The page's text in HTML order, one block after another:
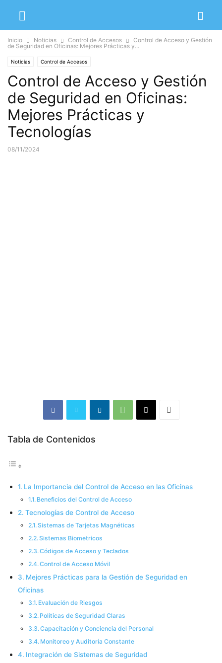
Inicio Noticias Control de Accesos
Control de Acceso y Gestión
de Seguridad en Oficinas: Mejores Prácticas y...
Noticias Control de Accesos
Control de Acceso y Gestión
de Seguridad en Oficinas:
Mejores Prácticas y
Tecnologías
08/11/2024
Tabla de Contenidos
La Importancia del Control de Acceso en las Oficinas
Beneficios del Control de Acceso
Tecnologías de Control de Acceso
Sistemas de Tarjetas Magnéticas
Sistemas Biometricos
Códigos de Acceso y Teclados
Control de Acceso Móvil
Mejores Prácticas para la Gestión de Seguridad en
Oficinas
Evaluación de Riesgos
Políticas de Seguridad Claras
Capacitación y Conciencia del Personal
Monitoreo y Auditoría Constante
Integración de Sistemas de Seguridad